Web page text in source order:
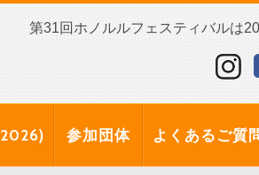
第31回ホノルルフェスティバルは
参加団体 よくあるご質